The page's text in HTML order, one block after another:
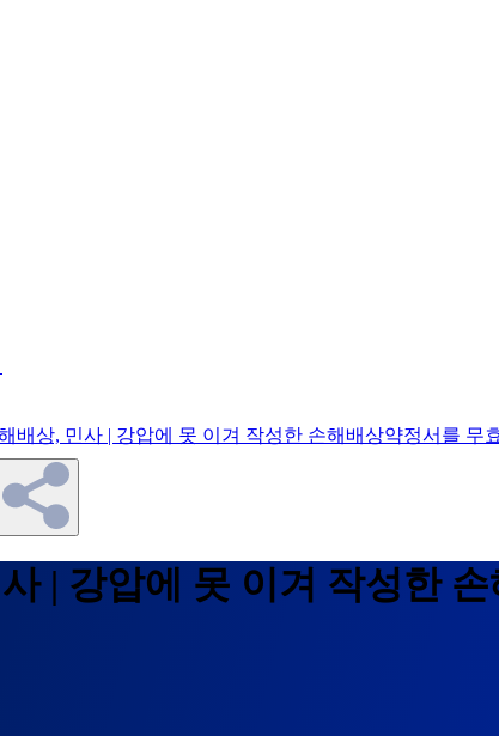
배상, 민사 | 강압에 못 이겨 작성한 손해배상약정서를 무
| 강압에 못 이겨 작성한